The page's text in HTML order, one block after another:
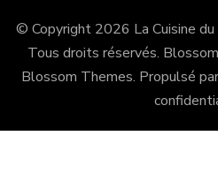
© Copyright 2026 La Cuisine
Tous droits réservés.
Blossom Themes. Propulsé par